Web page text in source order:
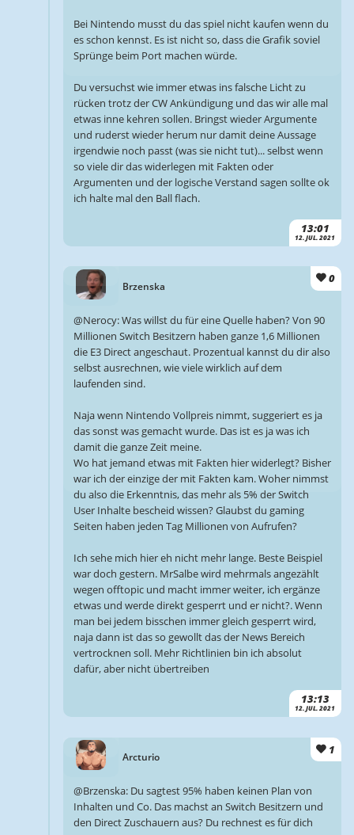
13:01
12. JUL. 2021
Bei Nintendo musst du das spiel nicht kaufen wenn du
es schon kennst. Es ist nicht so, dass die Grafik soviel
Sprünge beim Port machen würde.
Du versuchst wie immer etwas ins falsche Licht zu
rücken trotz der CW Ankündigung und das wir alle mal
etwas inne kehren sollen. Bringst wieder Argumente
und ruderst wieder herum nur damit deine Aussage
irgendwie noch passt (was sie nicht tut)... selbst wenn
so viele dir das widerlegen mit Fakten oder
Argumenten und der logische Verstand sagen sollte ok
ich halte mal den Ball flach.
Brzenska
0
13:13
12. JUL. 2021
@Nerocy: Was willst du für eine Quelle haben? Von 90
Millionen Switch Besitzern haben ganze 1,6 Millionen
die E3 Direct angeschaut. Prozentual kannst du dir also
selbst ausrechnen, wie viele wirklich auf dem
laufenden sind.
Naja wenn Nintendo Vollpreis nimmt, suggeriert es ja
das sonst was gemacht wurde. Das ist es ja was ich
damit die ganze Zeit meine.
Wo hat jemand etwas mit Fakten hier widerlegt? Bisher
war ich der einzige der mit Fakten kam. Woher nimmst
du also die Erkenntnis, das mehr als 5% der Switch
User Inhalte bescheid wissen? Glaubst du gaming
Seiten haben jeden Tag Millionen von Aufrufen?
Ich sehe mich hier eh nicht mehr lange. Beste Beispiel
war doch gestern. MrSalbe wird mehrmals angezählt
wegen offtopic und macht immer weiter, ich ergänze
etwas und werde direkt gesperrt und er nicht?. Wenn
man bei jedem bisschen immer gleich gesperrt wird,
naja dann ist das so gewollt das der News Bereich
vertrocknen soll. Mehr Richtlinien bin ich absolut
dafür, aber nicht übertreiben
Arcturio
1
@Brzenska: Du sagtest 95% haben keinen Plan von
Inhalten und Co. Das machst an Switch Besitzern und
den Direct Zuschauern aus? Du rechnest es für dich